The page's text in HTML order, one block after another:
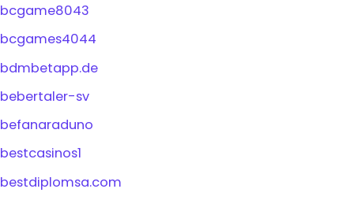
bcgame8043
bcgames4044
bdmbetapp.de
bebertaler-sv
befanaraduno
bestcasinos1
bestdiplomsa.com